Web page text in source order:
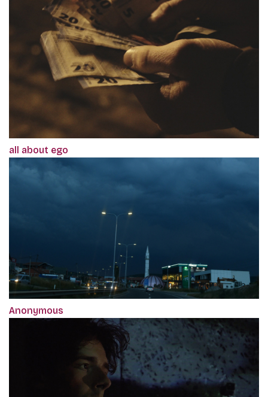
all about ego
Anonymous